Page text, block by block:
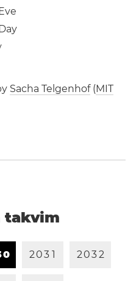
Sacha Telgenhof(MIT
takvim
0 203 1 2032